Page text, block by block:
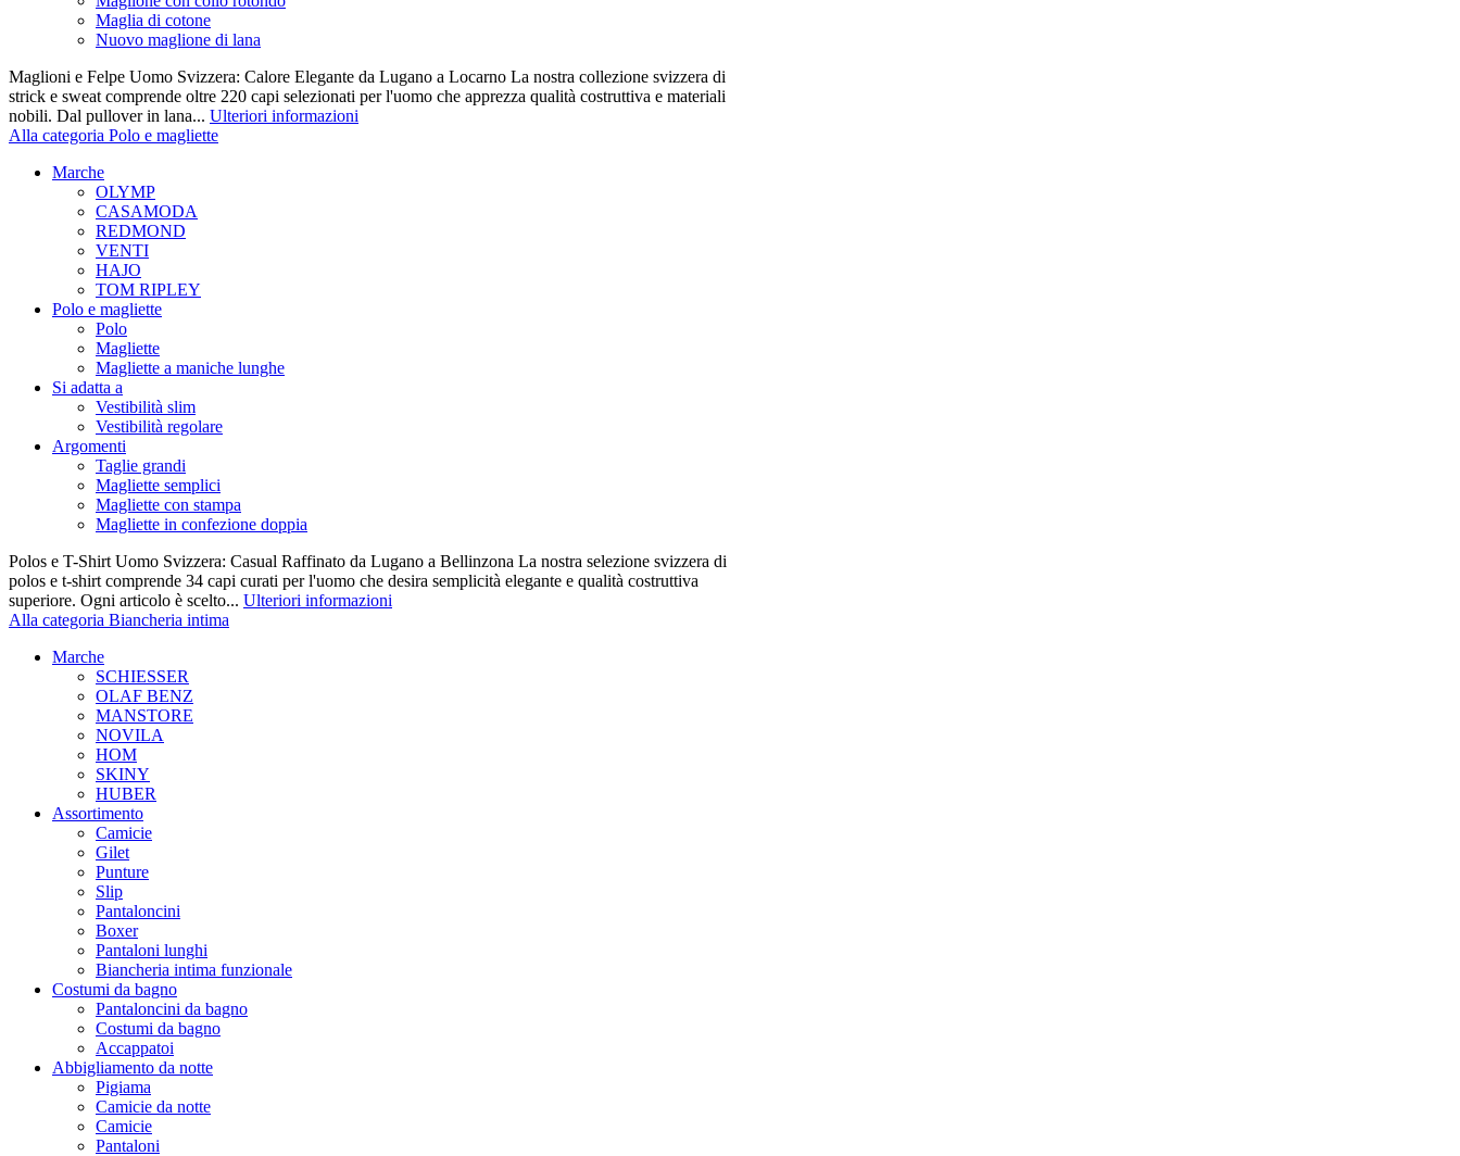
Maglia di cotone
Nuovo maglione di lana
Maglioni e Felpe Uomo Svizzera: Calore Elegante da Lugano a Locarno La nostra collezione svizzera di
strick e sweat comprende oltre 220 capi selezionati per l'uomo che apprezza qualità costruttiva e materiali
nobili. Dal pullover in lana... Ulteriori informazioni
Alla categoria Polo e magliette
Marche
OLYMP
CASAMODA
REDMOND
VENTI
HAJO
TOM RIPLEY
Polo e magliette
Polo
Magliette
Magliette a maniche lunghe
Si adatta a
Vestibilità slim
Vestibilità regolare
Argomenti
Taglie grandi
Magliette semplici
Magliette con stampa
Magliette in confezione doppia
Polos e T-Shirt Uomo Svizzera: Casual Raffinato da Lugano a Bellinzona La nostra selezione svizzera di
polos e t-shirt comprende 34 capi curati per l'uomo che desira semplicità elegante e qualità costruttiva
superiore. Ogni articolo è scelto... Ulteriori informazioni
Alla categoria Biancheria intima
Marche
SCHIESSER
OLAF BENZ
MANSTORE
NOVILA
HOM
SKINY
HUBER
Assortimento
Camicie
Gilet
Punture
Slip
Pantaloncini
Boxer
Pantaloni lunghi
Biancheria intima funzionale
Costumi da bagno
Pantaloncini da bagno
Costumi da bagno
Accappatoi
Abbigliamento da notte
Pigiama
Camicie da notte
Camicie
Pantaloni